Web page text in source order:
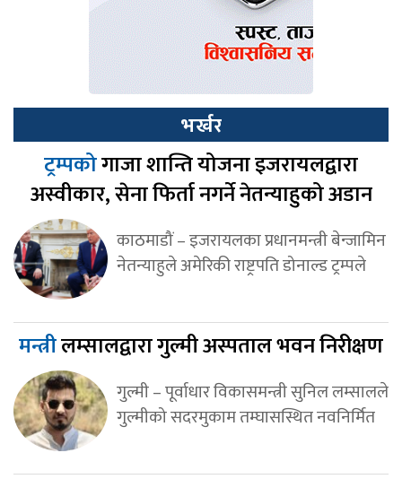
भर्खर
ट्रम्पकोगाजा शान्ति योजना इजरायलद्वारा
अस्वीकार, सेना फिर्ता नगर्ने नेतन्याहुको अडान
काठमाडौं – इजरायलका प्रधानमन्त्री बेन्जामिन
नेतन्याहुले अमेरिकी राष्ट्रपति डोनाल्ड ट्रम्पले
मन्त्रीलम्सालद्वारा गुल्मी अस्पताल भवन निरीक्षण
गुल्मी – पूर्वाधार विकासमन्त्री सुनिल लम्सालले
गुल्मीको सदरमुकाम तम्घासस्थित नवनिर्मित